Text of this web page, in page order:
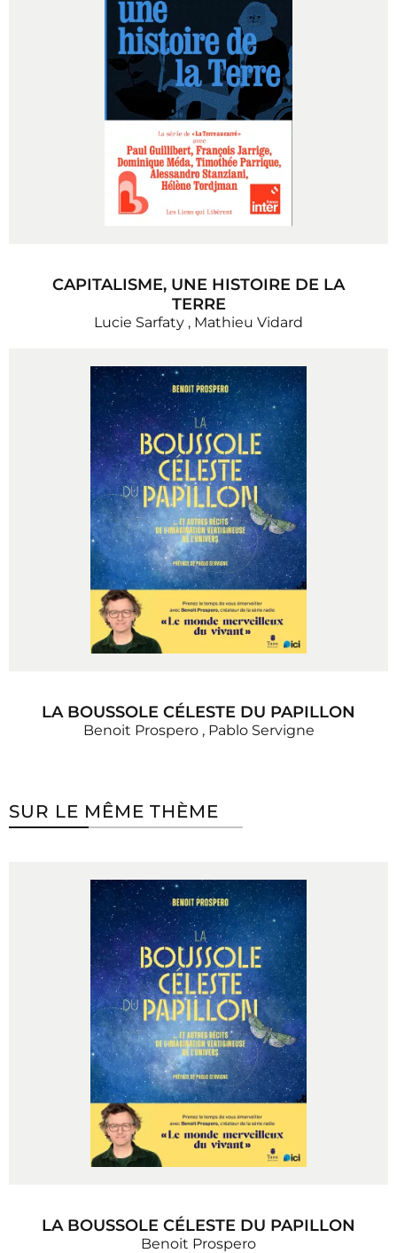
CAPITALISME, UNE HISTOIRE DE LA
TERRE
Lucie Sarfaty , Mathieu Vidard
LA BOUSSOLE CÉLESTE DU PAPILLON
Benoit Prospero, Pablo Servigne
SUR LE MÊME THÈME
LA BOUSSOLE CÉLESTE DU PAPILLON
Benoit Prospero